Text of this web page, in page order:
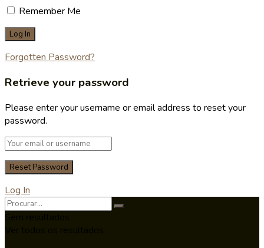
Remember Me
Forgotten Password?
Retrieve your password
Please enter your username or email address to reset your
password.
Log In